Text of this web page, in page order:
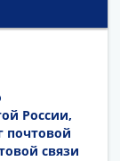
России,
почтовой
связи